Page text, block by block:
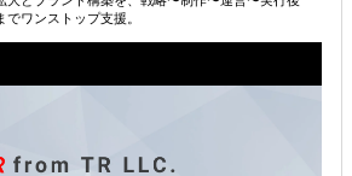
ング・簡易調査
でワンストップ支援。